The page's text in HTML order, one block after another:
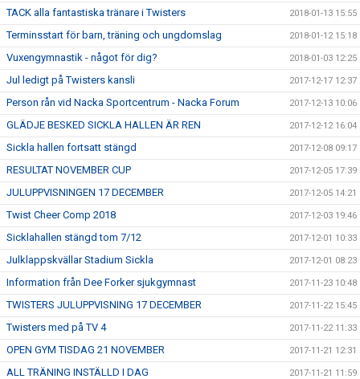
TACK alla fantastiska tränare i Twisters 2018-01-13 15:55
Terminsstart för barn, träning och ungdomslag 2018-01-12 15:18
Vuxengymnastik - något för dig? 2018-01-03 12:25
Jul ledigt på Twisters kansli 2017-12-17 12:37
Person rån vid Nacka Sportcentrum - Nacka Forum 2017-12-13 10:06
GLÄDJE BESKED SICKLA HALLEN ÄR REN 2017-12-12 16:04
Sickla hallen fortsatt stängd 2017-12-08 09:17
RESULTAT NOVEMBER CUP 2017-12-05 17:39
JULUPPVISNINGEN 17 DECEMBER 2017-12-05 14:21
Twist Cheer Comp 2018 2017-12-03 19:46
Sicklahallen stängd tom 7/12 2017-12-01 10:33
Julklappskvällar Stadium Sickla 2017-12-01 08:23
Information från Dee Forker sjukgymnast 2017-11-23 10:48
TWISTERS JULUPPVISNING 17 DECEMBER 2017-11-22 15:45
Twisters med på TV 4 2017-11-22 11:33
OPEN GYM TISDAG 21 NOVEMBER 2017-11-21 12:31
ALL TRÄNING INSTÄLLD I DAG 2017-11-21 11:59